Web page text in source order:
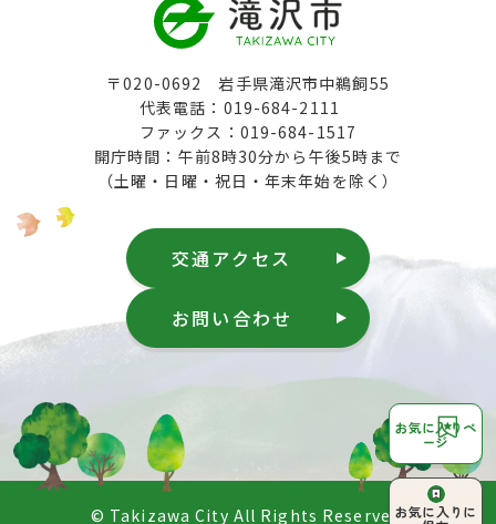
お気に入りペ
ージ
お気に入りに
〒020-0692 岩手県滝沢市中鵜飼55
代表電話：019-684-2111
ファックス：019-684-1517
開庁時間：午前8時30分から午後5時まで
（土曜・日曜・祝日・年末年始を除く）
交通アクセス
お問い合わせ
© Takizawa City All Rights Reserved.ページ上部へ